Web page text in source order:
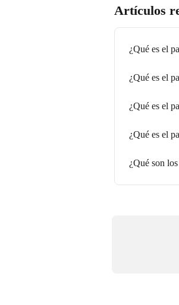
Artículos
¿Qué es el
¿Qué es el
¿Qué es el
¿Qué es el
¿Qué son